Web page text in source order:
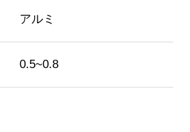
アルミ
0.5~0.8